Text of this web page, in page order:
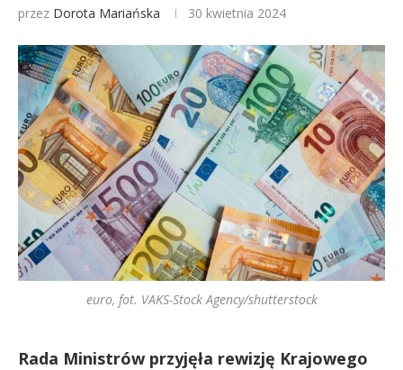
przez Dorota Mariańska 30 kwietnia 2024
euro, fot. VAKS-Stock Agency/shutterstock
Rada Ministrów przyjęła rewizję Krajowego